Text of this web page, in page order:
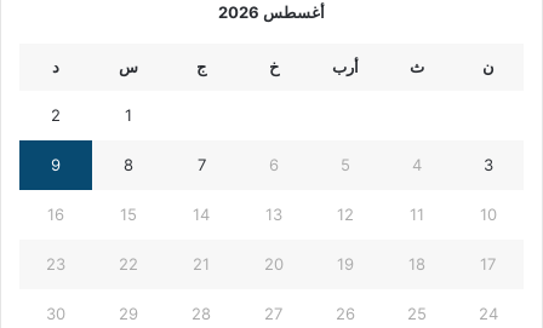
أغسطس 2026
ن ث أرب خ ج س د
1
2
3
4
5
6
7
8
9
10
11
12
13
14
15
16
17
18
19
20
21
22
23
24
25
26
27
28
29
30